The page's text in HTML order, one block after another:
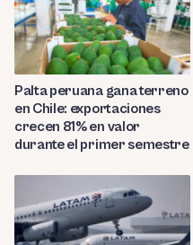
Palta peruana gana terreno
en Chile: exportaciones
crecen 81% en valor
durante el primer semestre